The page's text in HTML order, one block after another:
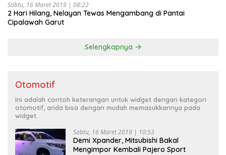
Sabtu, 16 Maret 2019 | 08:22
2 Hari Hilang, Nelayan Tewas Mengambang di Pantai
Cipalawah Garut
Selengkapnya
Otomotif
Ini adalah contoh keterangan untuk widget dengan kategori
otomotif, anda bisa dengan mudah memasukkannya pada
widget.
Sabtu, 16 Maret 2019 | 10:53
Demi Xpander, Mitsubishi Bakal
Mengimpor Kembali Pajero Sport